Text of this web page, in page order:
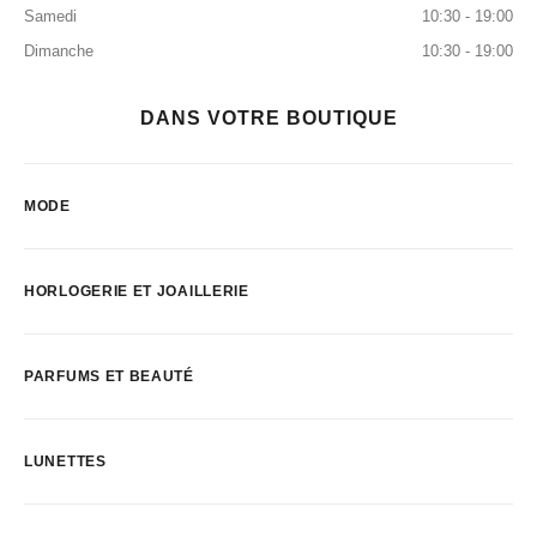
Samedi
10:30 - 19:00
Dimanche
10:30 - 19:00
DANS VOTRE BOUTIQUE
MODE
HORLOGERIE ET JOAILLERIE
PARFUMS ET BEAUTÉ
LUNETTES